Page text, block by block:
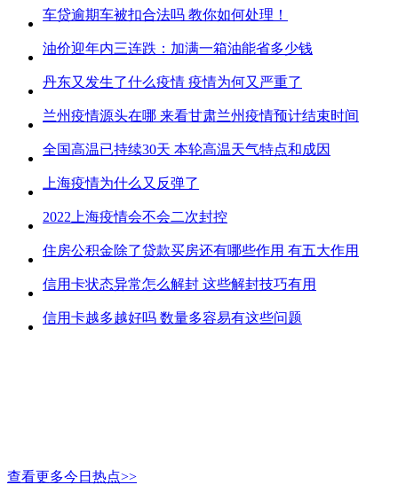
车贷逾期车被扣合法吗 教你如何处理！
油价迎年内三连跌：加满一箱油能省多少钱
丹东又发生了什么疫情 疫情为何又严重了
兰州疫情源头在哪 来看甘肃兰州疫情预计结束时间
全国高温已持续30天 本轮高温天气特点和成因
上海疫情为什么又反弹了
2022上海疫情会不会二次封控
住房公积金除了贷款买房还有哪些作用 有五大作用
信用卡状态异常怎么解封 这些解封技巧有用
信用卡越多越好吗 数量多容易有这些问题
查看更多今日热点>>